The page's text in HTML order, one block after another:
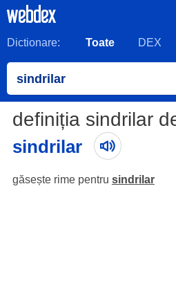
Dictionare: Toate DEX
definiția sindrilar
sindrilar
găsește rime pentru sindrilar